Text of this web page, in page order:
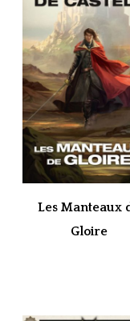
Les Manteaux
Gloire